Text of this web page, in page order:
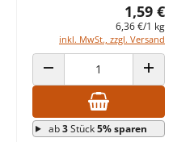
1,59 €
6,36 €/1 kg
inkl. MwSt., zzgl. Versand
ANZAHL VERRINGERN
ab3Stück5% sparen